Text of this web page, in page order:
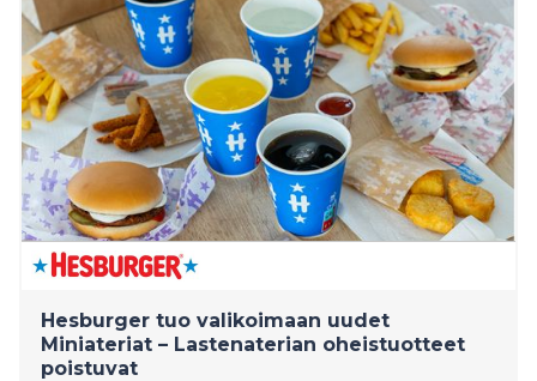
Hesburger tuo valikoimaan uudet
Miniateriat – Lastenaterian oheistuotteet
poistuvat